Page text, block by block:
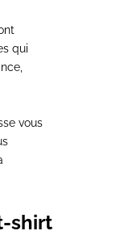
s qui
vous
shirt